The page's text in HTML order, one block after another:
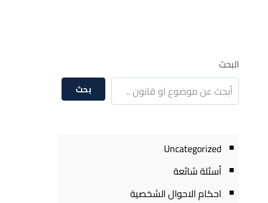
البحث
بحث
Uncategorized
أسئلة شائعة
احكام الاحوال الشخصية